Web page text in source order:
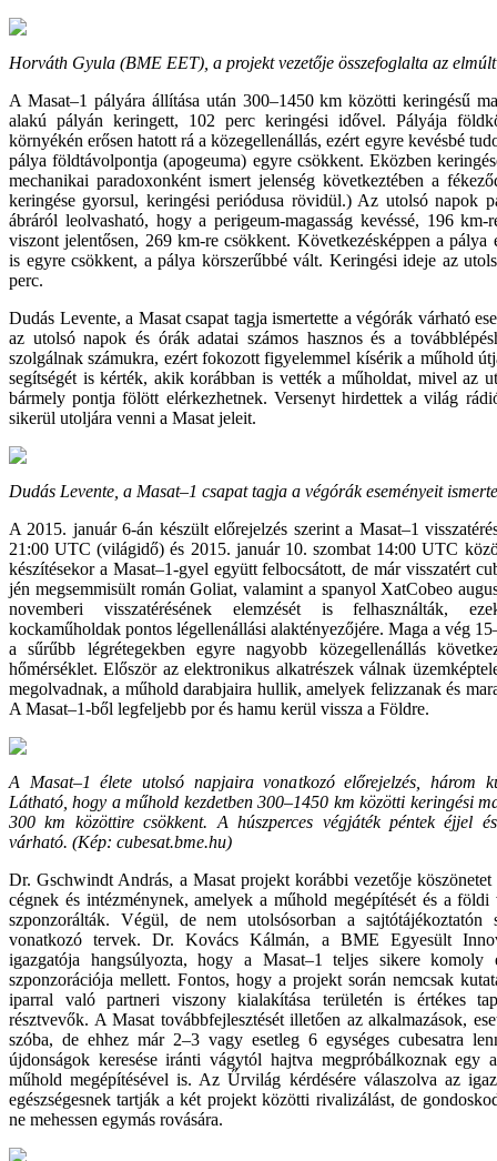
Horváth Gyula (BME EET), a projekt vezetője összefoglalta az
A Masat–1 pályára állítása után 300–1450 km közötti keringésű
alakú pályán keringett, 102 perc keringési idővel. Pályája
környékén erősen hatott rá a közegellenállás, ezért egyre kevésbé
pálya földtávolpontja (apogeuma) egyre csökkent. Eközben
mechanikai paradoxonként ismert jelenség következtében a
keringése gyorsul, keringési periódusa rövidül.) Az utolsó napok
ábráról leolvasható, hogy a perigeum-magasság kevéssé, 196 km-
viszont jelentősen, 269 km-re csökkent. Következésképpen a pálya
is egyre csökkent, a pálya körszerűbbé vált. Keringési ideje az
perc.
Dudás Levente, a Masat csapat tagja ismertette a végórák várható
az utolsó napok és órák adatai számos hasznos és a
szolgálnak számukra, ezért fokozott figyelemmel kísérik a műhold
segítségét is kérték, akik korábban is vették a műholdat, mivel az
bármely pontja fölött elérkezhetnek. Versenyt hirdettek a világ
sikerül utoljára venni a Masat jeleit.
Dudás Levente, a Masat–1 csapat tagja a végórák eseményeit
A 2015. január 6-án készült előrejelzés szerint a Masat–1
21:00 UTC (világidő) és 2015. január 10. szombat 14:00 UTC
készítésekor a Masat–1-gyel együtt felbocsátott, de már visszatért
jén megsemmisült román Goliat, valamint a spanyol XatCobeo
novemberi visszatérésének elemzését is felhasználták,
kockaműholdak pontos légellenállási alaktényezőjére. Maga a vég
a sűrűbb légrétegekben egyre nagyobb közegellenállás
hőmérséklet. Először az elektronikus alkatrészek válnak
megolvadnak, a műhold darabjaira hullik, amelyek felizzanak és
A Masat–1-ből legfeljebb por és hamu kerül vissza a Földre.
A Masat–1 élete utolsó napjaira vonatkozó előrejelzés, három
Látható, hogy a műhold kezdetben 300–1450 km közötti keringési
300 km közöttire csökkent. A húszperces végjáték péntek éjjel
várható. (Kép: cubesat.bme.hu)
Dr. Gschwindt András, a Masat projekt korábbi vezetője
cégnek és intézménynek, amelyek a műhold megépítését és a földi
szponzorálták. Végül, de nem utolsósorban a
vonatkozó tervek. Dr. Kovács Kálmán, a BME Egyesült
igazgatója hangsúlyozta, hogy a Masat–1 teljes sikere
szponzorációja mellett. Fontos, hogy a projekt során nemcsak
iparral való partneri viszony kialakítása területén is értékes
résztvevők. A Masat továbbfejlesztését illetően az alkalmazások,
szóba, de ehhez már 2–3 vagy esetleg 6 egységes cubesatra
újdonságok keresése iránti vágytól hajtva megpróbálkoznak egy
műhold megépítésével is. Az Űrvilág kérdésére válaszolva az
egészségesnek tartják a két projekt közötti rivalizálást, de
ne mehessen egymás rovására.